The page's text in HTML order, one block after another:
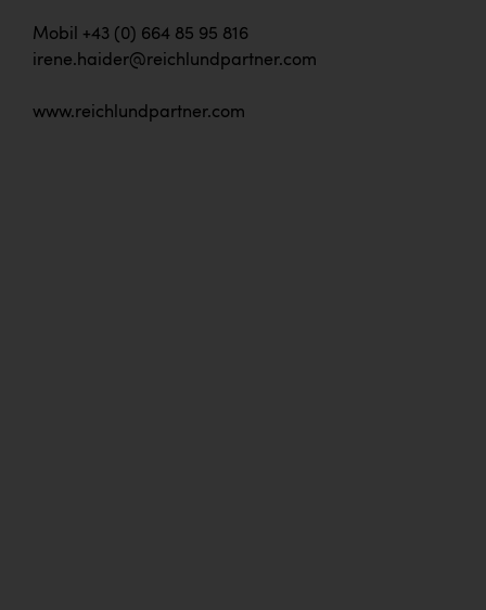
Mobil +43 (0) 664 85 95 816
irene.haider@reichlundpartner.com
www.reichlundpartner.com